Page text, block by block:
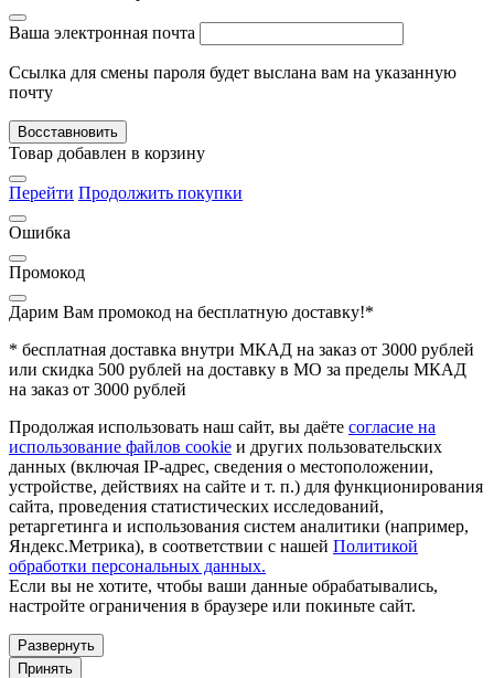
Ваша электронная почта
Ссылка для смены пароля будет выслана вам на указанную
почту
Восставновить
Товар добавлен в корзину
Перейти Продолжить покупки
Ошибка
Промокод
Дарим Вам промокод на бесплатную доставку!*
* бесплатная доставка внутри МКАД на заказ от 3000 рублей
или скидка 500 рублей на доставку в МО за пределы МКАД
на заказ от 3000 рублей
Продолжая использовать наш сайт, вы даёте согласие на
использование файлов cookie и других пользовательских
данных (включая IP-адрес, сведения о местоположении,
устройстве, действиях на сайте и т. п.) для функционирования
сайта, проведения статистических исследований,
ретаргетинга и использования систем аналитики (например,
Яндекс.Метрика), в соответствии с нашей Политикой
обработки персональных данных.
Если вы не хотите, чтобы ваши данные обрабатывались,
настройте ограничения в браузере или покиньте сайт.
Развернуть
Принять